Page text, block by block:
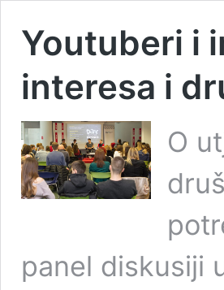
Youtuberi i
interesa i
O
panel diskusiji